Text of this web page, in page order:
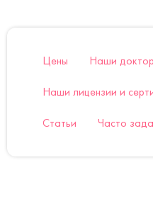
Цены Наши
Наши лицензии и
Статьи Часто